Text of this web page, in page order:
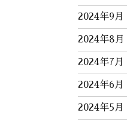
2024年9月
2024年8月
2024年7月
2024年6月
2024年5月